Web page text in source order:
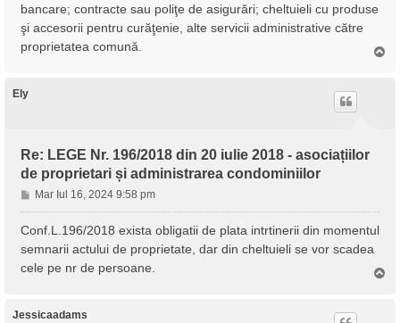
bancare; contracte sau poliţe de asigurări; cheltuieli cu produse
şi accesorii pentru curăţenie, alte servicii administrative către
proprietatea comună.
Ely
Re: LEGE Nr. 196/2018 din 20 iulie 2018 - asociațiilor
de proprietari și administrarea condominiilor
M
e
s
Mar Iul 16, 2024 9:58 pm
Conf.L.196/2018 exista obligatii de plata intrtinerii din momentul
semnarii actului de proprietate, dar din cheltuieli se vor scadea
cele pe nr de persoane.
Jessicaadams